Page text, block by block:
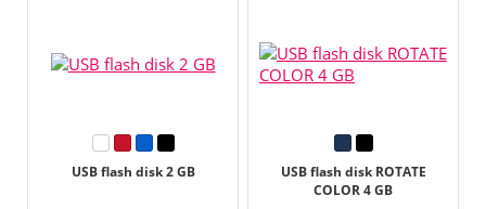
USB flash disk 2 GB
USB flash disk ROTATE
COLOR 4 GB